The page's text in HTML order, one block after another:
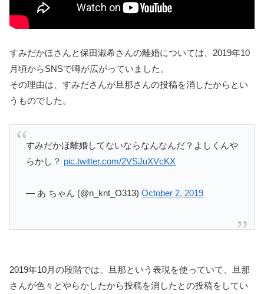
すみだかほさんと保田淑希さんの離婚については、2019年10
月頃からSNSで噂が広がっていました。
その理由は、すみださんが旦那さんの投稿を消したからとい
うものでした。
すみだかほ離婚してないならなんなんだ？よしくんや
らかし？ pic.twitter.com/2VSJuXVcKX
— あ ちゃん (@n_knt_O313) October 2, 2019
2019年10月の段階では、旦那という表現を使っていて、旦那
さんが色々とやらかしたから投稿を消したとの投稿をしてい